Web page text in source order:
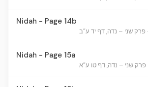
Nidah - Page 14b
Nidah - Page 15a